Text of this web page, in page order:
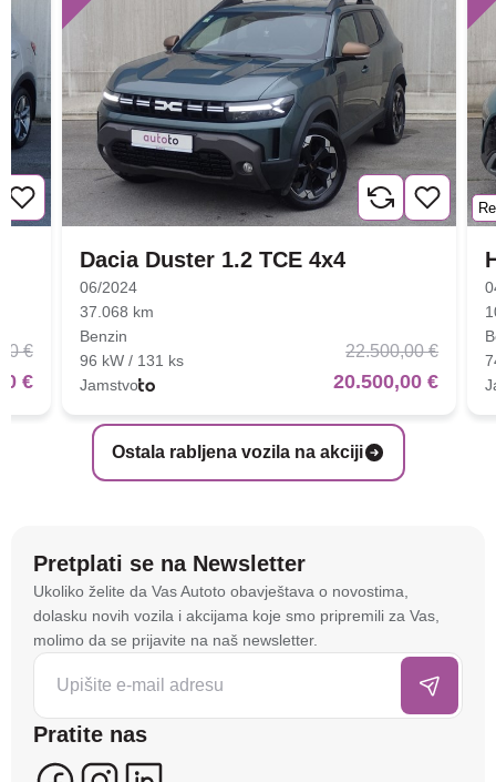
Ostala rabljena vozila na akciji
€
€
Dacia Duster 1.2 TCE 4x4
06/2024
37.068 km
Benzin
96 kW / 131 ks
Jamstvo
22.500,00 €
20.500,00 €
Pretplati se na Newsletter
Ukoliko želite da Vas Autoto obavještava o novostima,
dolasku novih vozila i akcijama koje smo pripremili za Vas,
molimo da se prijavite na naš newsletter.
Pratite nas
Na stranici
tehnologije kako bismo spremali i pristupali
informacijama na vašem uređaju. To nam omogućuje
da poboljšamo funkcionalnost stranice, analiziramo
posjećenost te prikazujemo personalizirane oglase i
sadržaje koji bi vas mogli zanimati. U tu svrhu mogu
se kreirati korisnički profili koji povezuju podatke s
više uređaja i web lokacija. Naši partneri također